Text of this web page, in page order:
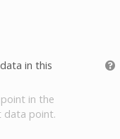
in this
in the
data point.